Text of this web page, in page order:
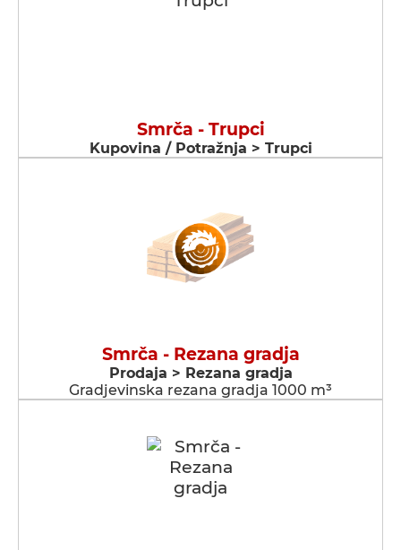
Smrča - Trupci
Kupovina / Potražnja > Trupci
Smrča - Rezana gradja
Prodaja > Rezana gradja
Gradjevinska rezana gradja 1000 m³